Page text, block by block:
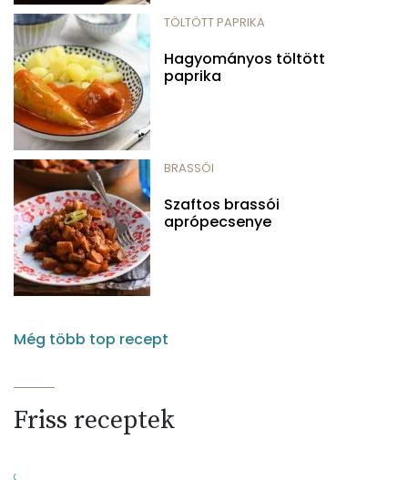
TÖLTÖTT PAPRIKA
Hagyományos töltött
paprika
BRASSÓI
Szaftos brassói
aprópecsenye
Még több top recept
Friss receptek